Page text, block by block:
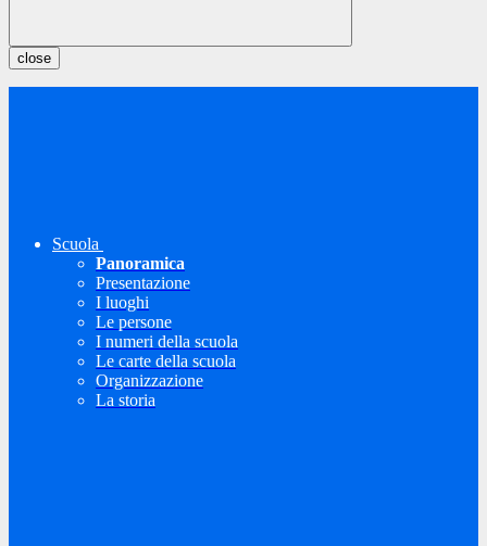
close
Scuola
Panoramica
Presentazione
I luoghi
Le persone
I numeri della scuola
Le carte della scuola
Organizzazione
La storia